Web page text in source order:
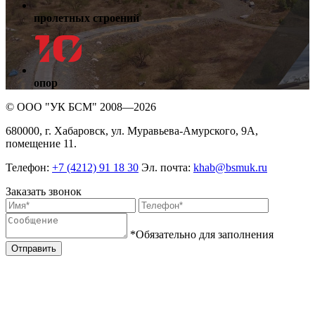
пролетных строений
опор
© ООО "УК БСМ" 2008—2026
680000, г. Хабаровск, ул. Муравьева-Амурского, 9А,
помещение 11.
Телефон: +7 (4212) 91 18 30 Эл. почта: khab@bsmuk.ru
Заказать звонок
*Обязательно для заполнения